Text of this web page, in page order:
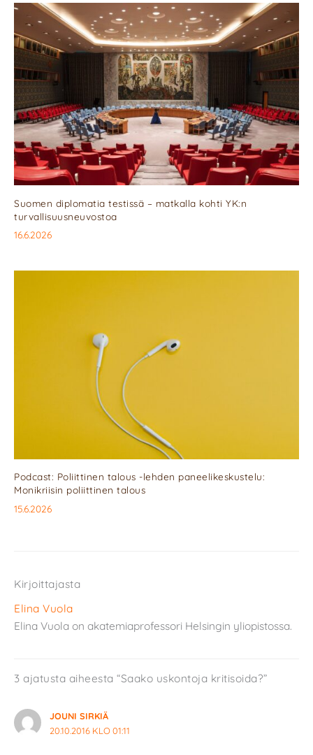
Suomen diplomatia testissä – matkalla kohti YK:n
turvallisuusneuvostoa
16.6.2026
Podcast: Poliittinen talous -lehden paneelikeskustelu:
Monikriisin poliittinen talous
15.6.2026
Kirjoittajasta
Elina Vuola
Elina Vuola on akatemiaprofessori Helsingin yliopistossa.
3 ajatusta aiheesta “Saako uskontoja kritisoida?”
JOUNI SIRKIÄ
20.10.2016 KLO 01:11